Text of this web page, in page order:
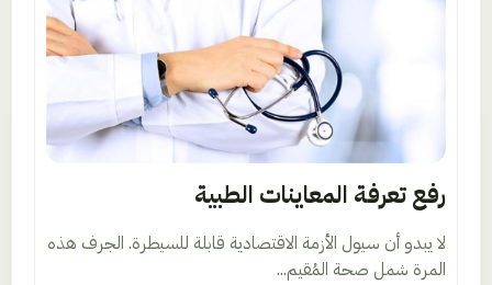
رفع تعرفة المعاينات الطبية
لا يبدو أن سيول الأزمة الاقتصادية قابلة للسيطرة. الجرف هذه
المرة شمل صحة المُقيم...